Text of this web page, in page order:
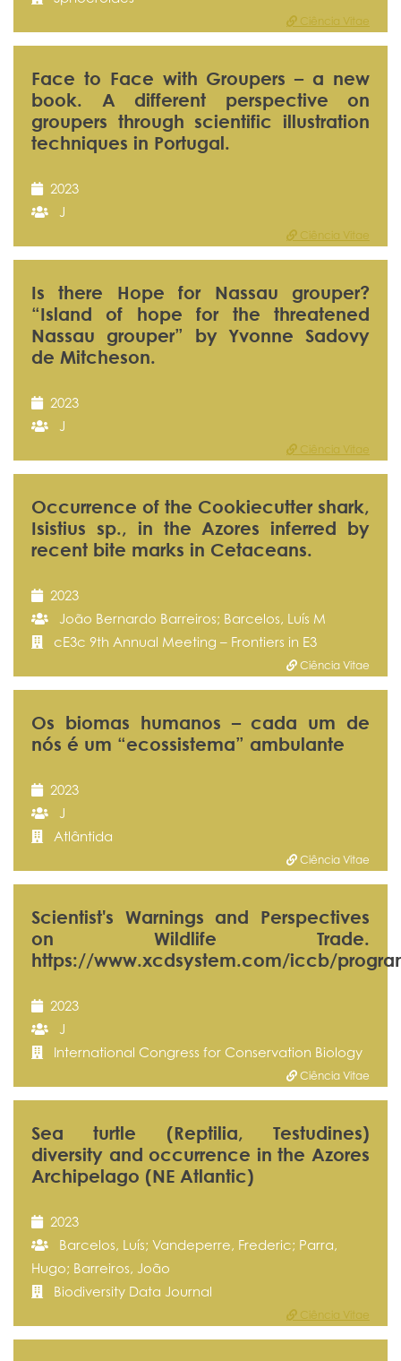
Ciência Vitae
Face to Face with Groupers – a new
book. A different perspective on
groupers through scientific illustration
techniques in Portugal.
2023
J
Ciência Vitae
Is there Hope for Nassau grouper?
“Island of hope for the threatened
Nassau grouper” by Yvonne Sadovy
de Mitcheson.
2023
J
Ciência Vitae
Occurrence of the Cookiecutter shark,
Isistius sp., in the Azores inferred by
recent bite marks in Cetaceans.
2023
João Bernardo Barreiros; Barcelos, Luís M
cE3c 9th Annual Meeting – Frontiers in E3
Ciência Vitae
Os biomas humanos – cada um de
nós é um “ecossistema” ambulante
2023
J
Atlântida
Ciência Vitae
Scientist's Warnings and Perspectives
on Wildlife Trade.
https://www.xcdsystem.com/iccb/
2023
J
International Congress for Conservation Biology
Ciência Vitae
Sea turtle (Reptilia, Testudines)
diversity and occurrence in the Azores
Archipelago (NE Atlantic)
2023
Barcelos, Luís; Vandeperre, Frederic; Parra,
Hugo; Barreiros, João
Biodiversity Data Journal
Ciência Vitae